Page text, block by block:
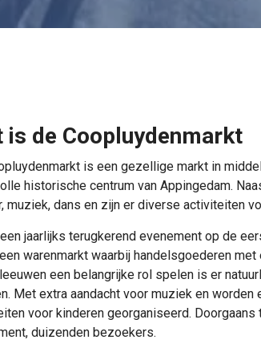
is de Coopluydenmarkt
is een gezellige markt in
historische centrum van Appingedam.
muziek, dans en zijn er diverse activiteiten
jaarlijks terugkerend evenement op de
warenmarkt waarbij handelsgoederen met
een belangrijke rol spelen is er
Met extra aandacht voor muziek en worden
voor kinderen georganiseerd.
duizenden bezoekers.